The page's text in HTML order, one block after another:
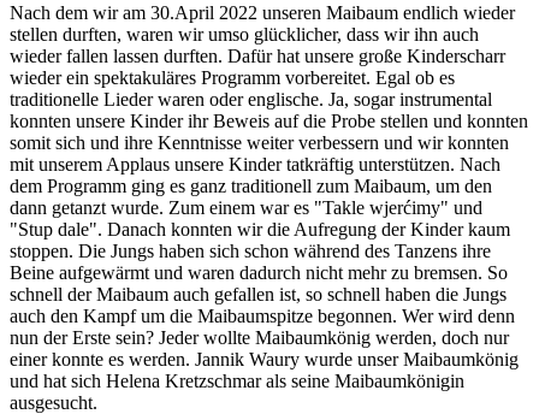
Nach dem wir am 30.April 2022 unseren Maibaum endlich wieder
stellen durften, waren wir umso glücklicher, dass wir ihn auch
wieder fallen lassen durften. Dafür hat unsere große Kinderscharr
wieder ein spektakuläres Programm vorbereitet. Egal ob es
traditionelle Lieder waren oder englische. Ja, sogar instrumental
konnten unsere Kinder ihr Beweis auf die Probe stellen und konnten
somit sich und ihre Kenntnisse weiter verbessern und wir konnten
mit unserem Applaus unsere Kinder tatkräftig unterstützen. Nach
dem Programm ging es ganz traditionell zum Maibaum, um den
dann getanzt wurde. Zum einem war es "Takle wjerćimy" und
"Stup dale". Danach konnten wir die Aufregung der Kinder kaum
stoppen. Die Jungs haben sich schon während des Tanzens ihre
Beine aufgewärmt und waren dadurch nicht mehr zu bremsen. So
schnell der Maibaum auch gefallen ist, so schnell haben die Jungs
auch den Kampf um die Maibaumspitze begonnen. Wer wird denn
nun der Erste sein? Jeder wollte Maibaumkönig werden, doch nur
einer konnte es werden. Jannik Waury wurde unser Maibaumkönig
und hat sich Helena Kretzschmar als seine Maibaumkönigin
ausgesucht.